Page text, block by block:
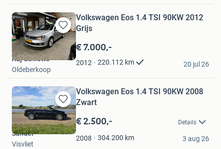
Bewaren
in
Mijn
Favorieten
Volkswagen Eos 1.4 TSI 90KW 2012
Grijs
€ 7.000,-
2012 220.112 km
Kaj Schlette
Oldeberkoop
20 jul 26
Bewaren
in
Mijn
Favorieten
Volkswagen Eos 1.4 TSI 90KW 2008
Zwart
€ 2.500,- Details
2008 304.200 km
Sander
Visvliet
3 aug 26